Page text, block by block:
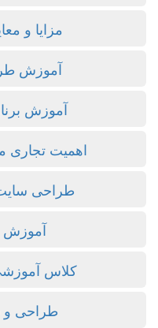
مزایا و
آموزش
آموزش
اهمیت تجاری
طراحی سایت
آموزش
کلاس
طراحی و